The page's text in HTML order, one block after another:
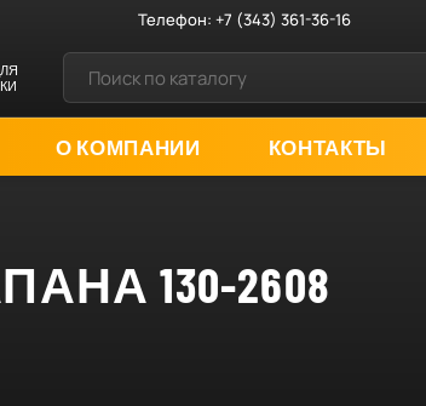
Телефон:+7 (343) 361-36-16
О КОМПАНИИ КОНТАКТЫ
130-2608